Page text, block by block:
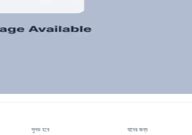
সুলভ হবে যাদের জন্য